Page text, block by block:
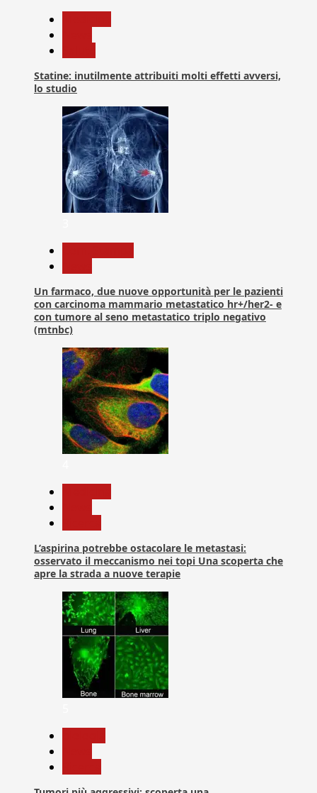
Statine: inutilmente attribuiti molti effetti avversi,
lo studio
Un farmaco, due nuove opportunità per le pazienti
con carcinoma mammario metastatico hr+/her2- e
con tumore al seno metastatico triplo negativo
(mtnbc)
L’aspirina potrebbe ostacolare le metastasi:
osservato il meccanismo nei topi Una scoperta che
apre la strada a nuove terapie